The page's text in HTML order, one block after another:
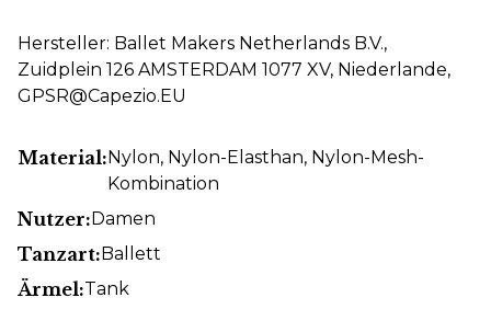
Hersteller: Ballet Makers Netherlands B.V.,
Zuidplein 126 AMSTERDAM 1077 XV, Niederlande,
GPSR@Capezio.EU
Material:Nylon, Nylon-Elasthan, Nylon-Mesh-
Kombination
Nutzer:Damen
Tanzart:Ballett
Ärmel:Tank